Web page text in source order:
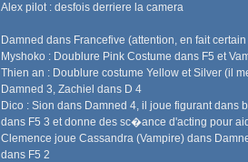
Alex pilot : desfois derriere la camera
Damned dans Francefive (attention, en fait
Myshoko : Doublure Pink Costume dans F5 et
Thien an : Doublure costume Yellow et Silver (il
Damned 3, Zachiel dans D 4
Dico : Sion dans Damned 4, il joue figurant
dans F5 3 et donne des sc�ance d'acting pour
Clemence joue Cassandra (Vampire) dans
dans F5 2